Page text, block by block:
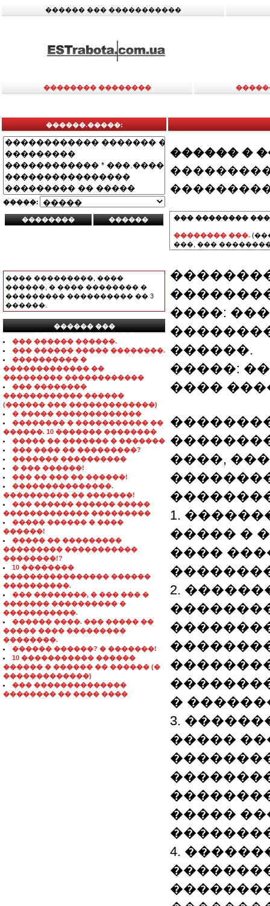
������ ��� �����������
�������� ��������
������.�����:
�����:
���� ���������, ����
������, � ���� �������� �
��������� ���������� �� 3
������.
������ ���
���������������
��� ������ ������.
��� ������ ����� ��������.
���������� �
������������� ��
��������� ������������
��� ��������
������������ ������
(������ ��� �������������)
� ����� �������������
�������� � ����������� ��
������. 10 ������� ��������
����� �� ������� � �������
��� ���� �� ���������?
������� ����������
� ��� ������!
��� �� ��� �� ������!
���������������.
���������� �� �������!
��� ������ ������ �����
������������� ���������
����� ������ � ����
������!
����� �� ���������
��������� �����������
��������!?
10 ��������
���������������� ������
����������.
��� ��������, � ��� ��� �
������� ���������� �
�����������.
������ ����. ��� ����� ��
����� ���� ���������
��������.
������ ������? � �������!
10 ����������� ������
������ � ������ �� ������ (�
�������������)
��� ��������������
�������� �� ���� ����
������ �
��� ��������
�������� ���.
���, ���
����:
������.
�����:
����
����,
1.
����� �
����
2.
�
3.
�����
�����
4.